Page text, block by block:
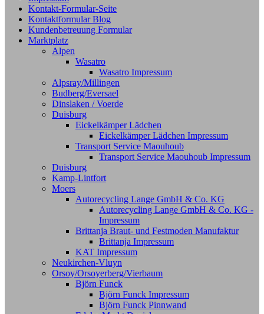
Kontakt-Formular-Seite
Kontaktformular Blog
Kundenbetreuung Formular
Marktplatz
Alpen
Wasatro
Wasatro Impressum
Alpsray/Millingen
Budberg/Eversael
Dinslaken / Voerde
Duisburg
Eickelkämper Lädchen
Eickelkämper Lädchen Impressum
Transport Service Maouhoub
Transport Service Maouhoub Impressum
Duisburg
Kamp-Lintfort
Moers
Autorecycling Lange GmbH & Co. KG
Autorecycling Lange GmbH & Co. KG -
Impressum
Brittanja Braut- und Festmoden Manufaktur
Brittanja Impressum
KAT Impressum
Neukirchen-Vluyn
Orsoy/Orsoyerberg/Vierbaum
Björn Funck
Björn Funck Impressum
Björn Funck Pinnwand